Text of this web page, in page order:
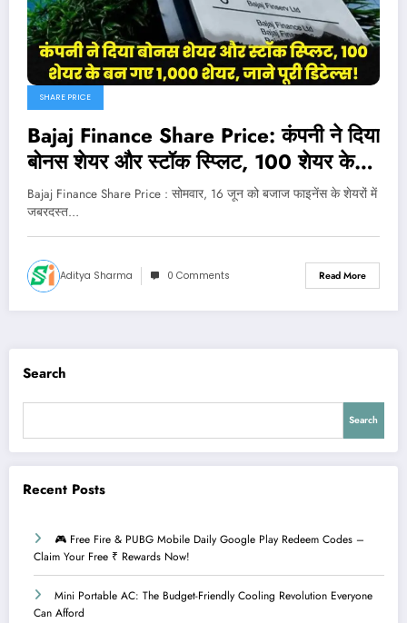
SHARE PRICE
Bajaj Finance Share Price: कंपनी ने दिया
बोनस शेयर और स्टॉक स्प्लिट, 100 शेयर के
बन गए 1,000 शेयर, जाने पूरी डिटेल्स
Bajaj Finance Share Price : सोमवार, 16 जून को बजाज फाइनेंस के शेयरों में
जबरदस्त…
Aditya Sharma 0 Comments Read More
Search
Search
Recent Posts
🎮 Free Fire & PUBG Mobile Daily Google Play Redeem Codes –
Claim Your Free ₹ Rewards Now!
Mini Portable AC: The Budget-Friendly Cooling Revolution Everyone
Can Afford